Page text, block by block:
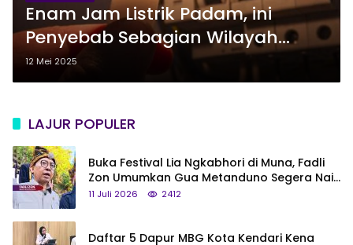
Enam Jam Listrik Padam, ini
Penyebab Sebagian Wilayah
Daratan Sultra Alami Blackout
12 Mei 2025
LAJUR POPULER
Buka Festival Lia Ngkabhori di Muna, Fadli
Zon Umumkan Gua Metanduno Segera Naik
Status Jadi Cagar Budaya Nasional
11 Juli 2026 2412
Daftar 5 Dapur MBG Kota Kendari Kena